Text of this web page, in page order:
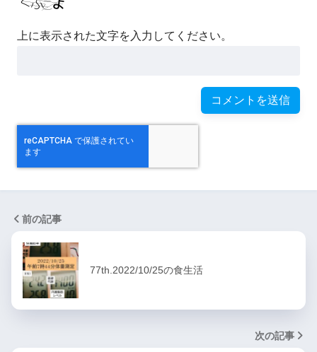
上に表示された文字を入力してください。
前の記事
77th.2022/10/25の食生活
次の記事